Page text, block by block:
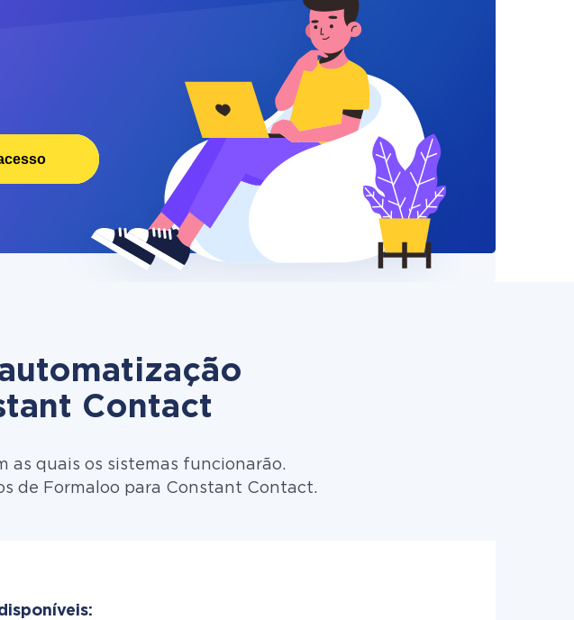
Contact
as quais os sistemas funcionarão.
de Formaloo para Constant Contact.